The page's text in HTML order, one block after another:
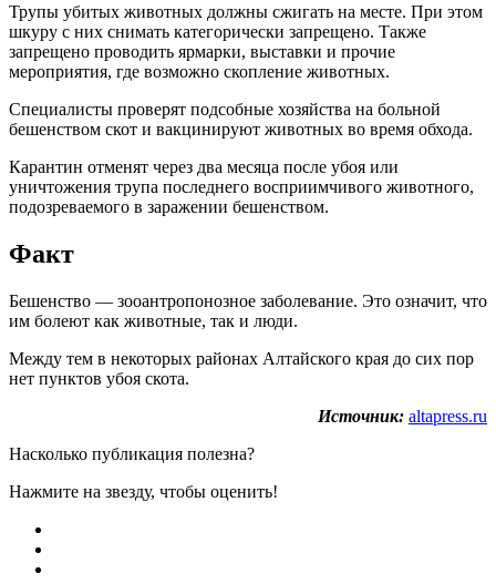
Трупы убитых животных должны сжигать на месте. При этом
шкуру с них снимать категорически запрещено. Также
запрещено проводить ярмарки, выставки и прочие
мероприятия, где возможно скопление животных.
Специалисты проверят подсобные хозяйства на больной
бешенством скот и вакцинируют животных во время обхода.
Карантин отменят через два месяца после убоя или
уничтожения трупа последнего восприимчивого животного,
подозреваемого в заражении бешенством.
Факт
Бешенство — зооантропонозное заболевание. Это означит, что
им болеют как животные, так и люди.
Между тем в некоторых районах Алтайского края до сих пор
нет пунктов убоя скота.
Источник: altapress.ru
Насколько публикация полезна?
Нажмите на звезду, чтобы оценить!